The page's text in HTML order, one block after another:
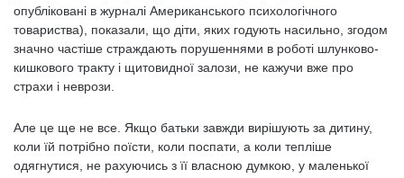
опубліковані в журналі Американського психологічного
товариства), показали, що діти, яких годують насильно, згодом
значно частіше страждають порушеннями в роботі шлунково-
кишкового тракту і щитовидної залози, не кажучи вже про
страхи і неврози.
Але це ще не все. Якщо батьки завжди вирішують за дитину,
коли їй потрібно поїсти, коли поспати, а коли тепліше
одягнутися, не рахуючись з її власною думкою, у маленької